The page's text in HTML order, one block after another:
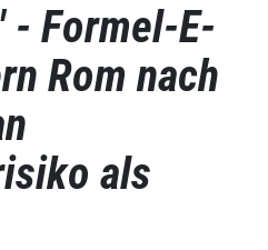
- Formel-E-
Rom nach
als